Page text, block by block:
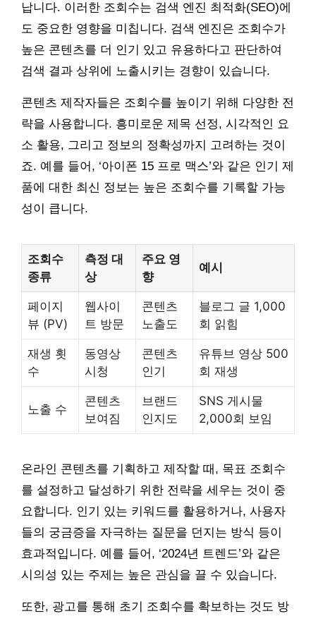
납니다. 이러한 조회수는 검색 엔진 최적화(SEO)에
도 중요한 영향을 미칩니다. 검색 엔진은 조회수가
높은 콘텐츠를 더 인기 있고 유용하다고 판단하여
검색 결과 상위에 노출시키는 경향이 있습니다.
콘텐츠 제작자들은 조회수를 높이기 위해 다양한 전
략을 사용합니다. 흥미로운 제목 선정, 시각적인 요
소 활용, 그리고 정보의 정확성까지 고려하는 것이
죠. 예를 들어, ‘아이폰 15 프로 맥스’와 같은 인기 제
품에 대한 최신 정보는 높은 조회수를 기록할 가능
성이 큽니다.
조회수
종류
측정 대
상
주요 영
향
예시
페이지
뷰 (PV)
웹사이
트 방문
콘텐츠
노출도
블로그 글 1,000
회 읽힘
재생 횟
수
동영상
시청
콘텐츠
인기
유튜브 영상 500
회 재생
노출 수
콘텐츠
보여짐
브랜드
인지도
SNS 게시물
2,000회 보임
온라인 콘텐츠를 기획하고 제작할 때, 목표 조회수
를 설정하고 달성하기 위한 전략을 세우는 것이 중
요합니다. 인기 있는 키워드를 활용하거나, 사용자
들의 궁금증을 자극하는 질문을 던지는 방식 등이
효과적입니다. 예를 들어, ‘2024년 트렌드’와 같은
시의성 있는 주제는 높은 관심을 끌 수 있습니다.
또한, 광고를 통해 초기 조회수를 확보하는 것도 방